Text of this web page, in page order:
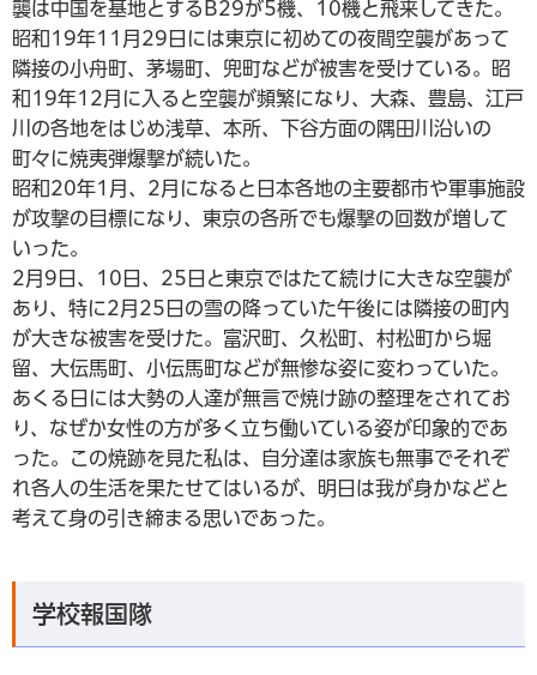
襲は中国を基地とするB29が5機、10機と飛来してきた。
昭和19年11月29日には東京に初めての夜間空襲があって
隣接の小舟町、茅場町、兜町などが被害を受けている。昭
和19年12月に入ると空襲が頻繁になり、大森、豊島、江戸
川の各地をはじめ浅草、本所、下谷方面の隅田川沿いの
町々に焼夷弾爆撃が続いた。
昭和20年1月、2月になると日本各地の主要都市や軍事施設
が攻撃の目標になり、東京の各所でも爆撃の回数が増して
いった。
2月9日、10日、25日と東京ではたて続けに大きな空襲が
あり、特に2月25日の雪の降っていた午後には隣接の町内
が大きな被害を受けた。富沢町、久松町、村松町から堀
留、大伝馬町、小伝馬町などが無惨な姿に変わっていた。
あくる日には大勢の人達が無言で焼け跡の整理をされてお
り、なぜか女性の方が多く立ち働いている姿が印象的であ
った。この焼跡を見た私は、自分達は家族も無事でそれぞ
れ各人の生活を果たせてはいるが、明日は我が身かなどと
考えて身の引き締まる思いであった。
学校報国隊